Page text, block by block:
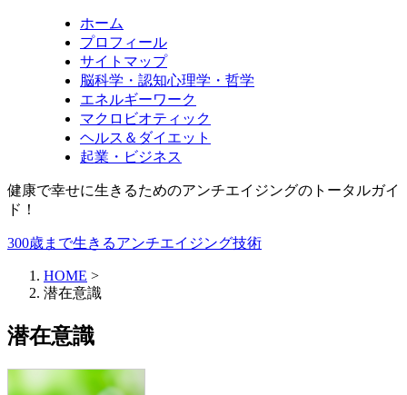
ホーム
プロフィール
サイトマップ
脳科学・認知心理学・哲学
エネルギーワーク
マクロビオティック
ヘルス＆ダイエット
起業・ビジネス
健康で幸せに生きるためのアンチエイジングのトータルガイ
ド！
300歳まで生きるアンチエイジング技術
HOME >
潜在意識
潜在意識